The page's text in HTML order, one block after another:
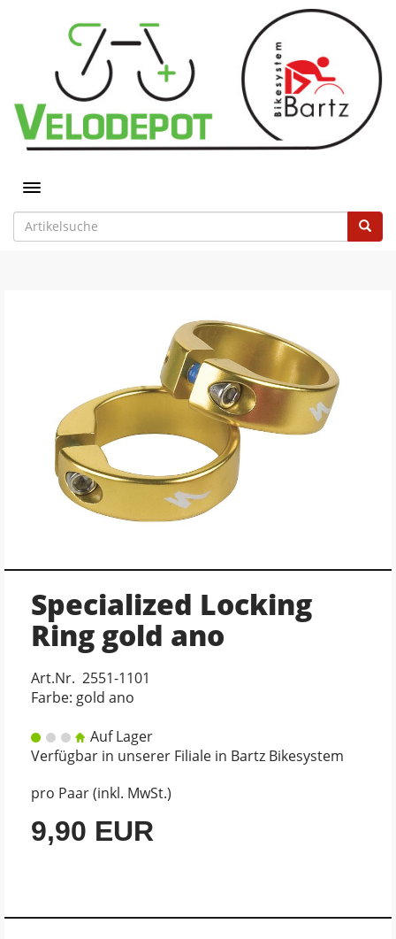
Toggle navigation
Specialized Locking
Ring gold ano
Art.Nr. 2551-1101
Farbe: gold ano
Auf Lager
Verfügbar in unserer Filiale in Bartz Bikesystem
pro Paar (inkl. MwSt.)
9,90 EUR